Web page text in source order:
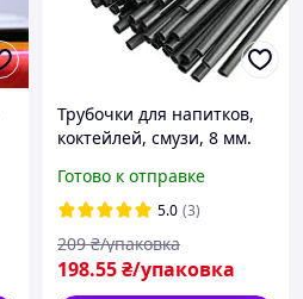
Трубочки для напитков,
коктейлей, смузи, 8 мм.
уп/500 шт)
Готово к отправке
5.0 (3)
198.55₴/упаковка
209 ₴/упаковка